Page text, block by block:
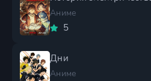
Аниме
5
Дни
Аниме